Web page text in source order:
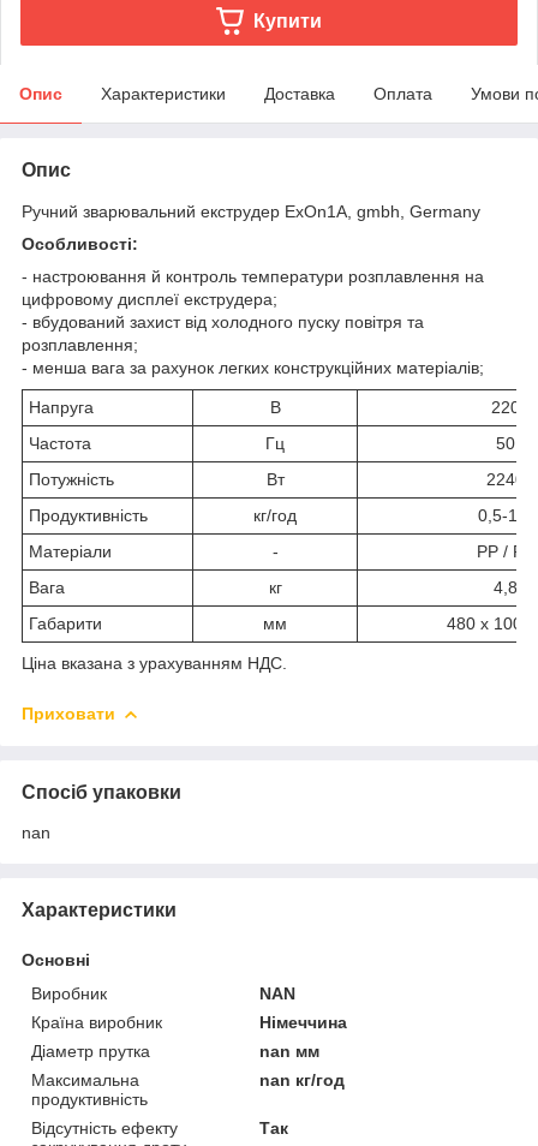
Купити
Опис Характеристики Доставка Оплата Умови
Опис
Ручний зварювальний екструдер ExOn1A, gmbh, Germany
Особливості:
- настроювання й контроль температури розплавлення на
цифровому дисплеї екструдера;
- вбудований захист від холодного пуску повітря та
розплавлення;
- менша вага за рахунок легких конструкційних матеріалів;
Напруга В
220
Частота
Гц
50
Потужність
Вт
2240
Продуктивність
кг/год
0,5-1,1
Матеріали
-
PP / PE
Вага
кг
4,8
Габарити
мм 480 x 100
Ціна вказана з урахуванням НДС.
Приховати
Спосіб упаковки
nan
Характеристики
Основні
Виробник
NAN
Країна виробник
Німеччина
Діаметр прутка
nan мм
Максимальна
продуктивність
nan кг/год
Відсутність ефекту
Так